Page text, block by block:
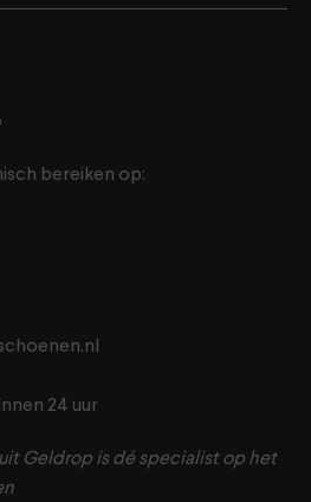
bereiken op:
24 uur
Geldrop is dé specialist op het